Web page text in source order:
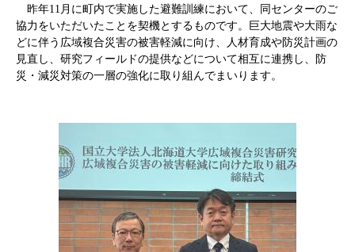
昨年11月に町内で実施した避難訓練において、同センターのご
協力をいただいたことを契機とするものです。巨大地震や大雨な
どに伴う広域複合災害の被害軽減に向け、人材育成や防災計画の
見直し、研究フィールドの提供などについて相互に連携し、防
災・減災対策の一層の強化に取り組んでまいります。